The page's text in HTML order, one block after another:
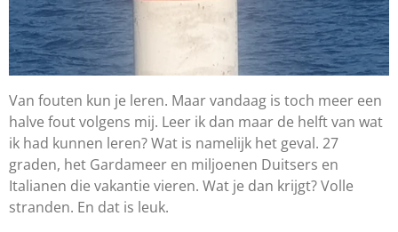
Van fouten kun je leren. Maar vandaag is toch meer een
halve fout volgens mij. Leer ik dan maar de helft van wat
ik had kunnen leren? Wat is namelijk het geval. 27
graden, het Gardameer en miljoenen Duitsers en
Italianen die vakantie vieren. Wat je dan krijgt? Volle
stranden. En dat is leuk.